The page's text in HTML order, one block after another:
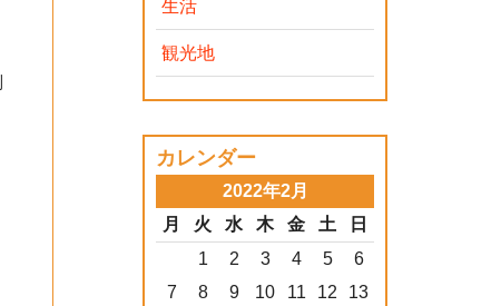
生活
観光地
カレンダー
2022年2月
月
火 水 木 金 土 日
1 2 3 4 5
6
7
8 9 10 11 12
13